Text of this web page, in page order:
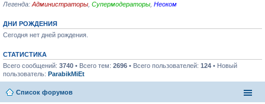
Легенда: Администраторы Супермодераторы Неоком
ДНИ РОЖДЕНИЯ
Сегодня нет дней рождения.
СТАТИСТИКА
Всего сообщений: 3740 • Всего тем: 2696 • Всего пользователей: 124 • Новый
пользователь: ParabikMiEt
Список форумов